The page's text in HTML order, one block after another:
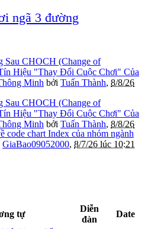
ngã 3 đường
Sau CHOCH (Change of
Hiệu "Thay Đổi Cuộc Chơi" Của
Minh bởi Tuấn Thành, 8/8/26
Sau CHOCH (Change of
Hiệu "Thay Đổi Cuộc Chơi" Của
Minh bởi Tuấn Thành, 8/8/26
code chart Index của nhóm ngành
GiaBao09052000, 8/7/26 lúc 10:21
tự
Diễn
đàn
Date